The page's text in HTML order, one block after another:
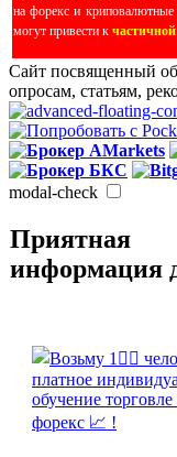
на форекс и
могут привести к
Сайт посвященный
опросам, статьям,
modal-check
Приятная
информация